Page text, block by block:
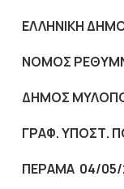
ΕΛΛΗΝΙΚΗ
NOMOΣ
ΔΗΜΟΣ
ΓΡΑΦ. ΥΠΟΣΤ.
ΠΕΡΑΜΑ 04/05/